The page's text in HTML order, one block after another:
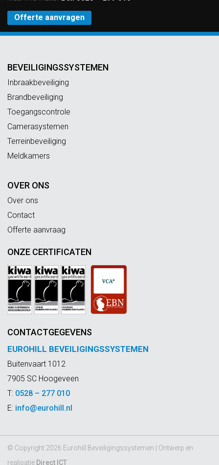
Offerte aanvragen
BEVEILIGINGSSYSTEMEN
Inbraakbeveiliging
Brandbeveiliging
Toegangscontrole
Camerasystemen
Terreinbeveiliging
Meldkamers
OVER ONS
Over ons
Contact
Offerte aanvraag
ONZE CERTIFICATEN
CONTACTGEGEVENS
EUROHILL BEVEILIGINGSSYSTEMEN
Buitenvaart 1012
7905 SC Hoogeveen
T: 0528 – 277 010
E: info@eurohill.nl
© Copyright 2026 Eurohill Beveiligingssystemen | Ontwerp en
realisatie Direct ICT